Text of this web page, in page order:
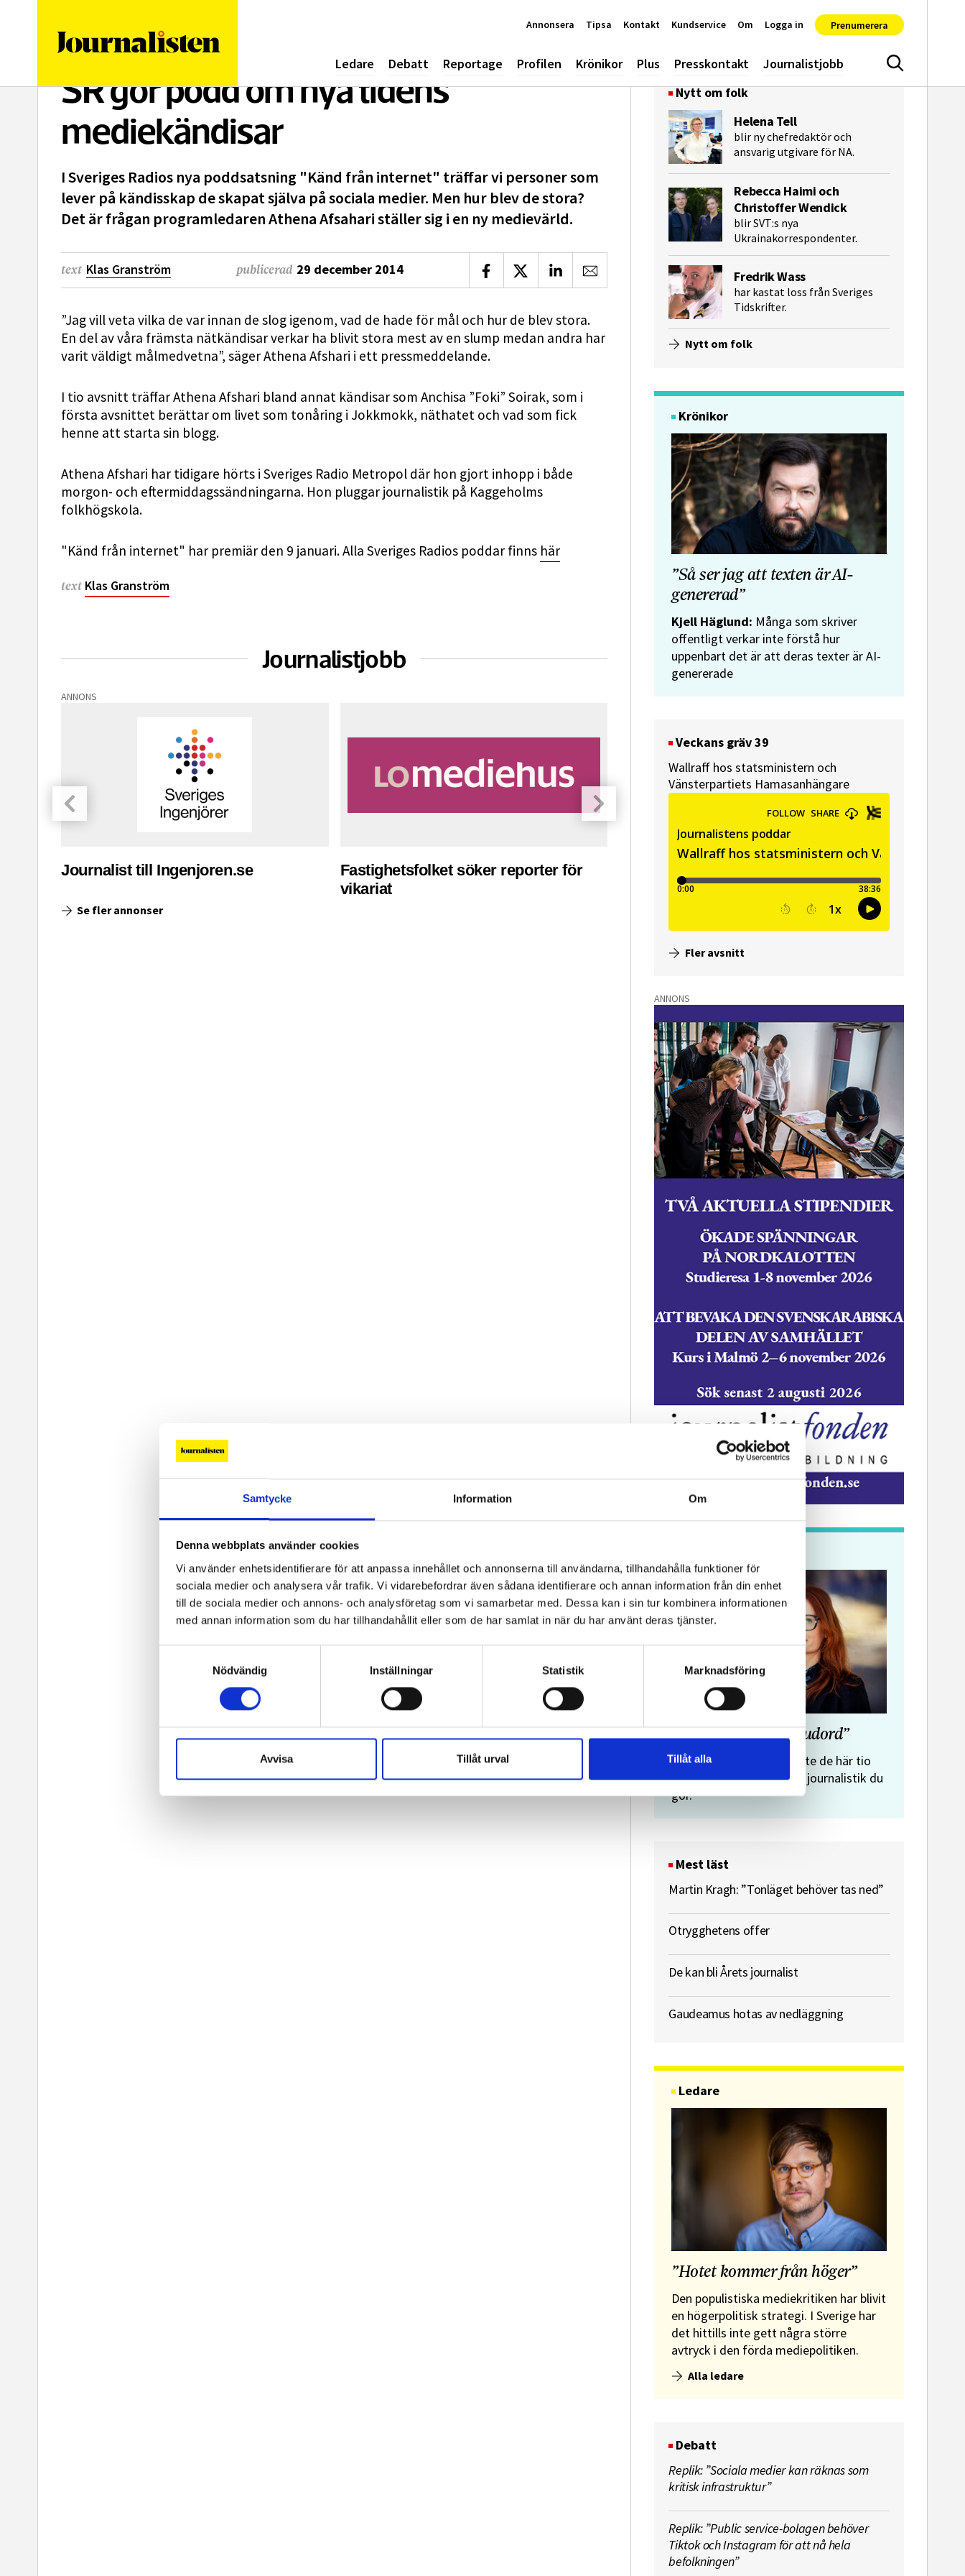
Samtycke Information Om
Denna webbplats använder cookies
Vi använder enhetsidentifierare för att anpassa innehållet och annonserna till användarna, tillhandahålla funktioner för
sociala medier och analysera vår trafik. Vi vidarebefordrar även sådana identifierare och annan information från din enhet
till de sociala medier och annons- och analysföretag som vi samarbetar med. Dessa kan i sin tur kombinera informationen
med annan information som du har tillhandahållit eller som de har samlat in när du har använt deras tjänster.
Nödvändig
Inställningar Statistik Marknadsföring
Avvisa Tillåt urval Tillåt alla
Ledare Debatt Reportage Profilen Krönikor Plus Presskontakt Journalistjobb Sök
Annonsera Tipsa Kontakt Kundservice Om Logga in Prenumerera
SR gör podd om nya tidens
mediekändisar
I Sveriges Radios nya poddsatsning "Känd från internet" träffar vi personer som
lever på kändisskap de skapat själva på sociala medier. Men hur blev de stora?
Det är frågan programledaren Athena Afsahari ställer sig i en ny medievärld.
text Klas Granström publicerad 29 december 2014 Dela på Facebook
Dela på XDela på LinkedIn
Dela via e-post
”Jag vill veta vilka de var innan de slog igenom, vad de hade för mål och hur de blev stora.
En del av våra främsta nätkändisar verkar ha blivit stora mest av en slump medan andra har
varit väldigt målmedvetna”, säger Athena Afshari i ett pressmeddelande.
I tio avsnitt träffar Athena Afshari bland annat kändisar som Anchisa ”Foki” Soirak, som i
första avsnittet berättar om livet som tonåring i Jokkmokk, näthatet och vad som fick
henne att starta sin blogg.
Athena Afshari har tidigare hörts i Sveriges Radio Metropol där hon gjort inhopp i både
morgon- och eftermiddagssändningarna. Hon pluggar journalistik på Kaggeholms
folkhögskola.
"Känd från internet" har premiär den 9 januari. Alla Sveriges Radios poddar finns här
text Klas Granström
Journalistjobb
ANNONS
Journalist till Ingenjoren.se
Fastighetsfolket söker reporter för
vikariat
kommunikationsenhet
Se fler annonser
Nytt om folk
Helena Tell
blir ny chefredaktör och
ansvarig utgivare för NA.
Rebecca Haimi och
Christoffer Wendick
blir SVT:s nya
Ukrainakorrespondenter.
Fredrik Wass
har kastat loss från Sveriges
Tidskrifter.
Nytt om folk
Krönikor
”Så ser jag att texten är AI-
genererad”
Kjell Häglund: Många som skriver
offentligt verkar inte förstå hur
uppenbart det är att deras texter är AI-
genererade
Veckans gräv 39
Wallraff hos statsministern och
Vänsterpartiets Hamasanhängare
Fler avsnitt
ANNONS
”Journalistens tio budord”
Malin Crona:
Följer du inte de här tio
budorden? Då är det inte journalistik du
gör.
Mest läst
Martin Kragh: ”Tonläget behöver tas ned”
Otrygghetens offer
De kan bli Årets journalist
Gaudeamus hotas av nedläggning
Ledare
”Hotet kommer från höger”
Den populistiska mediekritiken har blivit
en högerpolitisk strategi. I Sverige har
det hittills inte gett några större
avtryck i den förda mediepolitiken.
Alla ledare
Debatt
Replik: ”Sociala medier kan räknas som
kritisk infrastruktur”
Replik: ”Public service-bolagen behöver
Tiktok och Instagram för att nå hela
befolkningen”